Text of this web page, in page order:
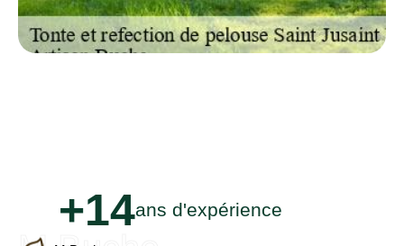
+14ans d'expérience